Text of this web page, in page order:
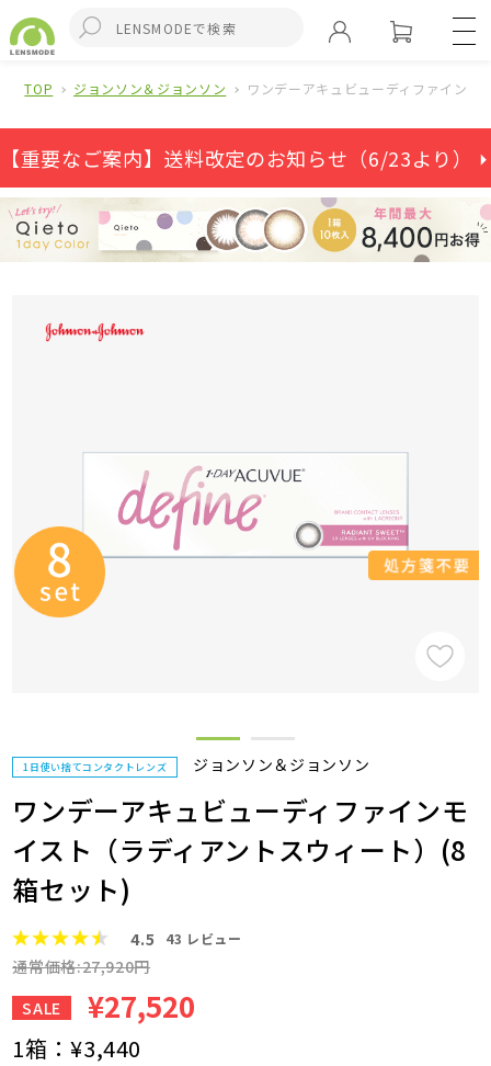
TOP ジョンソン＆ジョンソン ワンデーアキュビューディファイン
【重要なご案内】送料改定のお知らせ（6/23より） ⏵
1日使い捨てコンタクトレンズ ジョンソン＆ジョンソン
ワンデーアキュビューディファインモ
イスト（ラディアントスウィート）(8
箱セット)
4.5 43 レビュー
通常価格:27,920円
SALE
¥27,520
1箱：¥3,440